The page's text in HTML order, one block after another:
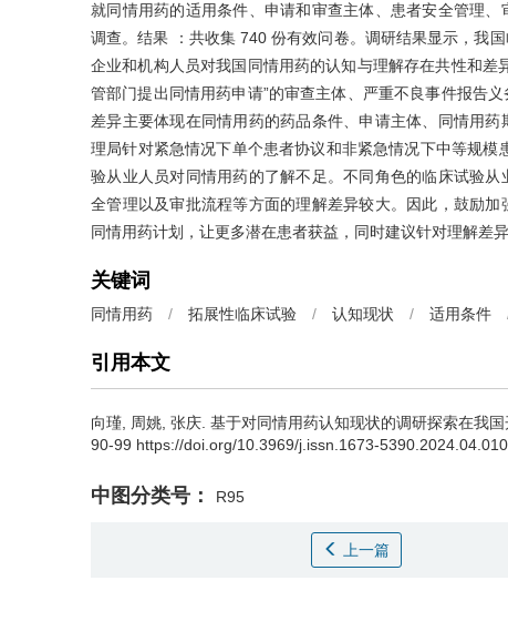
就同情用药的适用条件、申请和审查主体、患者安全管理
调查。结果 ：共收集 740 份有效问卷。调研结果显示，我
企业和机构人员对我国同情用药的认知与理解存在共性和
管部门提出同情用药申请”的审查主体、严重不良事件报告
差异主要体现在同情用药的药品条件、申请主体、同情用
理局针对紧急情况下单个患者协议和非紧急情况下中等规
验从业人员对同情用药的了解不足。不同角色的临床试验
全管理以及审批流程等方面的理解差异较大。因此，鼓励
同情用药计划，让更多潜在患者获益，同时建议针对理解差
关键词
同情用药 / 拓展性临床试验 / 认知现状 / 适用条件
引用本文
向瑾, 周姚, 张庆. 基于对同情用药认知现状的调研探索在我
90-99 https://doi.org/10.3969/j.issn.1673-5390.2024.04.010
中图分类号： R95
上一篇